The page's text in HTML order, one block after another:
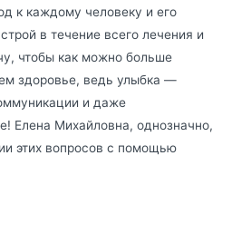
к каждому человеку и его
в течение всего лечения и
чтобы как можно больше
здоровье, ведь улыбка —
и даже
Елена Михайловна, однозначно,
этих вопросов с помощью